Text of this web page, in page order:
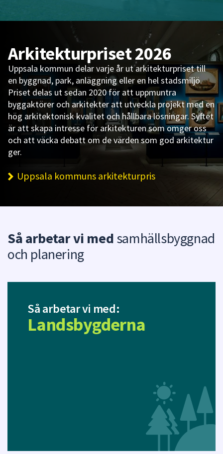
Arkitekturpriset 2026
Uppsala kommun delar varje år ut arkitekturpriset till
en byggnad, park, anläggning eller en hel stadsmiljö.
Priset delas ut sedan 2020 för att uppmuntra
byggaktörer och arkitekter att utveckla projekt med en
hög arkitektonisk kvalitet och hållbara lösningar. Syftet
är att skapa intresse för arkitekturen som omger oss
och att väcka debatt om de värden som god arkitektur
ger.
Uppsala kommuns arkitekturpris
Så arbetar vi medsamhällsbyggnad
och planering
Så arbetar vi med:
Landsbygderna